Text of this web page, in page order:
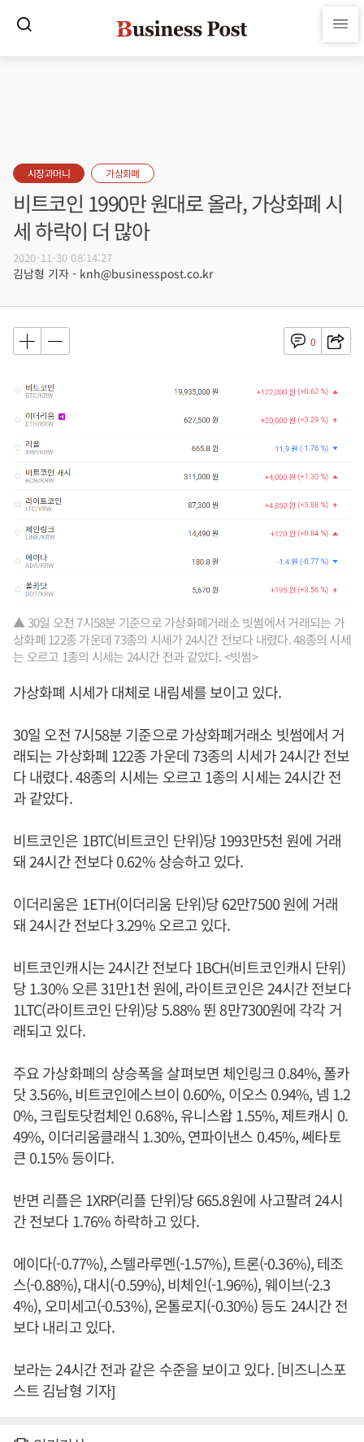
시장과머니 가상화폐
비트코인 1990만 원대로 올라, 가상화폐 시
세 하락이 더 많아
2020-11-30 08:14:27
김남형 기자 - knh@businesspost.co.kr
0
▲ 30일 오전 7시58분 기준으로 가상화폐거래소 빗썸에서 거래되는 가
상화폐 122종 가운데 73종의 시세가 24시간 전보다 내렸다. 48종의 시세
는 오르고 1종의 시세는 24시간 전과 같았다. <빗썸>
가상화폐 시세가 대체로 내림세를 보이고 있다.
30일 오전 7시58분 기준으로 가상화폐거래소 빗썸에서 거
래되는 가상화폐 122종 가운데 73종의 시세가 24시간 전보
다 내렸다. 48종의 시세는 오르고 1종의 시세는 24시간 전
과 같았다.
비트코인은 1BTC(비트코인 단위)당 1993만5천 원에 거래
돼 24시간 전보다 0.62% 상승하고 있다.
이더리움은 1ETH(이더리움 단위)당 62만7500 원에 거래
돼 24시간 전보다 3.29% 오르고 있다.
비트코인캐시는 24시간 전보다 1BCH(비트코인캐시 단위)
당 1.30% 오른 31만1천 원에, 라이트코인은 24시간 전보다
1LTC(라이트코인 단위)당 5.88% 뛴 8만7300원에 각각 거
래되고 있다.
주요 가상화폐의 상승폭을 살펴보면 체인링크 0.84%, 폴카
닷 3.56%, 비트코인에스브이 0.60%, 이오스 0.94%, 넴 1.2
0%, 크립토닷컴체인 0.68%, 유니스왑 1.55%, 제트캐시 0.
49%, 이더리움클래식 1.30%, 연파이낸스 0.45%, 쎄타토
큰 0.15% 등이다.
반면 리플은 1XRP(리플 단위)당 665.8원에 사고팔려 24시
간 전보다 1.76% 하락하고 있다.
에이다(-0.77%), 스텔라루멘(-1.57%), 트론(-0.36%), 테조
스(-0.88%), 대시(-0.59%), 비체인(-1.96%), 웨이브(-2.3
4%), 오미세고(-0.53%), 온톨로지(-0.30%) 등도 24시간 전
보다 내리고 있다.
보라는 24시간 전과 같은 수준을 보이고 있다. [비즈니스포
스트 김남형 기자]